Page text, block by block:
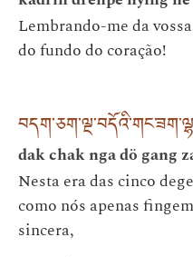
Lembrando-me da
do fundo do coração!
dak chak nga dö gang
Nesta era das cinco
como nós apenas
sincera,